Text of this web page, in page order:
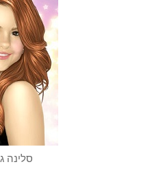
סלינה